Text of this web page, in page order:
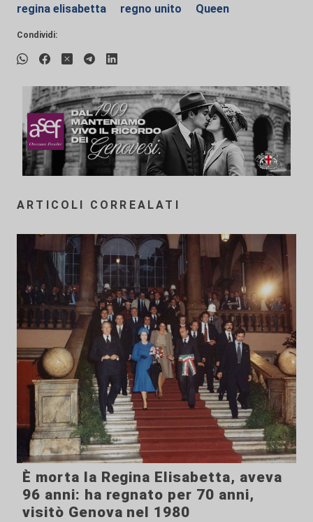
regina elisabetta regno unito Queen
Condividi:
ARTICOLI CORREALATI
È morta la Regina Elisabetta, aveva
96 anni: ha regnato per 70 anni,
visitò Genova nel 1980